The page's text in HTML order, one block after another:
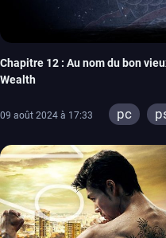
Chapitre 12 : Au nom du bon
Wealth
09 août 2024 à 17:33 pc